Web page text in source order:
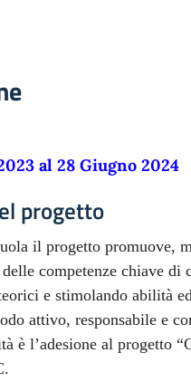
al 28 Giugno 2024
progetto
il progetto promuove,
competenze chiave di
e stimolando abilità
attivo, responsabile e
è l’adesione al progetto